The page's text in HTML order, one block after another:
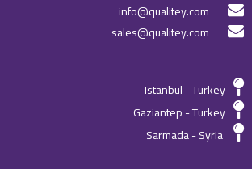
info@qualitey.com
sales@qualitey.com
Istanbul - Turkey
Gaziantep - Turkey
Sarmada - Syria